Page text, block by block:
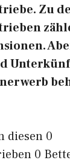
Zu
diesen 0
0